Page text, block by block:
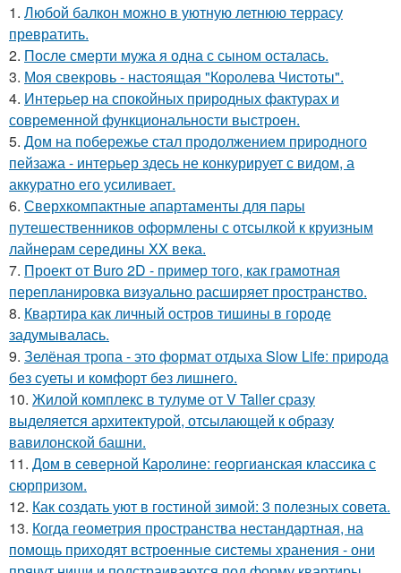
1. Любой балкон можно в уютную летнюю террасу
превратить.
2. После смерти мужа я одна с сыном осталась.
3. Моя свекровь - настоящая "Королева Чистоты".
4. Интерьер на спокойных природных фактурах и
современной функциональности выстроен.
5. Дом на побережье стал продолжением природного
пейзажа - интерьер здесь не конкурирует с видом, а
аккуратно его усиливает.
6. Сверхкомпактные апартаменты для пары
путешественников оформлены с отсылкой к круизным
лайнерам середины XX века.
7. Проект от Buro 2D - пример того, как грамотная
перепланировка визуально расширяет пространство.
8. Квартира как личный остров тишины в городе
задумывалась.
9. Зелёная тропа - это формат отдыха Slow Life: природа
без суеты и комфорт без лишнего.
10. Жилой комплекс в тулуме от V Taller сразу
выделяется архитектурой, отсылающей к образу
вавилонской башни.
11. Дом в северной Каролине: георгианская классика с
сюрпризом.
12. Как создать уют в гостиной зимой: 3 полезных совета.
13. Когда геометрия пространства нестандартная, на
помощь приходят встроенные системы хранения - они